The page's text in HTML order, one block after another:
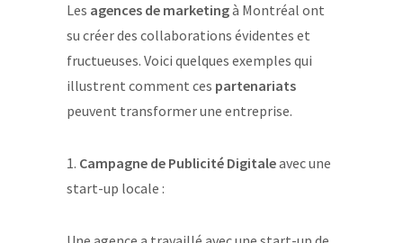
Les agences de marketingà Montréal ont
su créer des collaborations évidentes et
fructueuses. Voici quelques exemples qui
illustrent comment ces partenariats
peuvent transformer une entreprise.
1. Campagne de Publicité Digitaleavec une
start-up locale :